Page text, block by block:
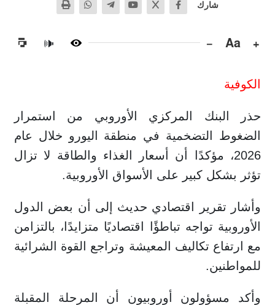
شارك
+
Aa
−
🔊
الكوفية
حذر البنك المركزي الأوروبي من استمرار
الضغوط التضخمية في منطقة اليورو خلال عام
2026، مؤكدًا أن أسعار الغذاء والطاقة لا تزال
تؤثر بشكل كبير على الأسواق الأوروبية.
وأشار تقرير اقتصادي حديث إلى أن بعض الدول
الأوروبية تواجه تباطؤًا اقتصاديًا متزايدًا، بالتزامن
مع ارتفاع تكاليف المعيشة وتراجع القوة الشرائية
للمواطنين.
وأكد مسؤولون أوروبيون أن المرحلة المقبلة